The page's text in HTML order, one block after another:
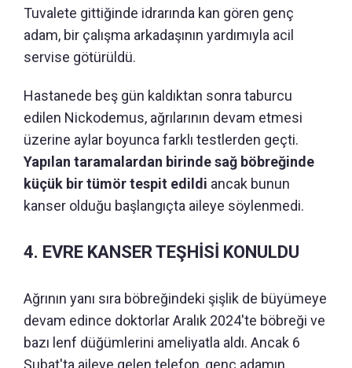
Tuvalete gittiğinde idrarında kan gören genç
adam, bir çalışma arkadaşının yardımıyla acil
servise götürüldü.
Hastanede beş gün kaldıktan sonra taburcu
edilen Nickodemus, ağrılarının devam etmesi
üzerine aylar boyunca farklı testlerden geçti.
Yapılan taramalardan birinde sağ böbreğinde
küçük bir tümör tespit edildi ancak bunun
kanser olduğu başlangıçta aileye söylenmedi.
4. EVRE KANSER TEŞHİSİ KONULDU
Ağrının yanı sıra böbreğindeki şişlik de büyümeye
devam edince doktorlar Aralık 2024'te böbreği ve
bazı lenf düğümlerini ameliyatla aldı. Ancak 6
Şubat'ta aileye gelen telefon, genç adamın